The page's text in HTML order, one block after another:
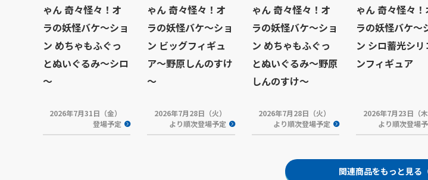
ゃん 奇々怪々！オ
ラの妖怪バケ～ショ
ン めちゃもふぐっ
とぬいぐるみ～シロ
～
2026年7月31日（金）
登場予定
ゃん 奇々怪々！オ
ラの妖怪バケ～ショ
ン ビッグフィギュ
ア～野原しんのすけ
～
2026年7月28日（火）
より順次登場予定
ゃん 奇々怪々！オ
ラの妖怪バケ～ショ
ン めちゃもふぐっ
とぬいぐるみ～野原
しんのすけ～
2026年7月28日（火）
より順次登場予定
ゃん 奇々怪々！
ラの妖怪バケ～
ン シロ蓄光シリ
ンフィギュア
2026年7月23日（木
より順次登場
関連商品をもっと見る